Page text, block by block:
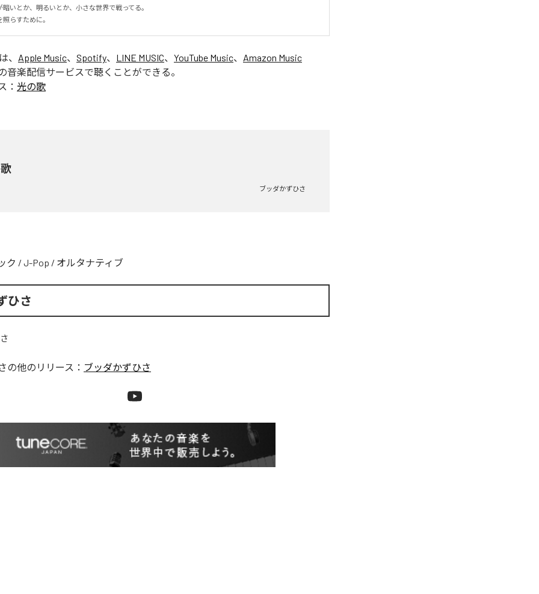
いとか、明るいとか、小さな世界で戦ってる。
らすために。
、 Apple Music、 Spotify、 LINE MUSIC、 YouTube Music、 Amazon Music
音楽配信サービスで聴くことができる。
： 光の歌
ブッダかずひさ
ク / J-Pop / オルタナティブ
ひさ
の他のリリース： ブッダかずひさ